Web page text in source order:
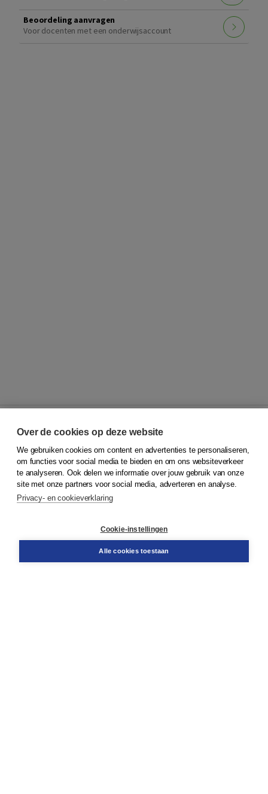
Beoordeling aanvragen
Voor docenten met een onderwijsaccount
© 2026Koninklijke Boom uitgevers
Klantenservice
Service & informatie
Contact
Over de cookies op deze website
We gebruiken cookies om content en advertenties te personaliseren,
om functies voor social media te bieden en om ons websiteverkeer
te analyseren. Ook delen we informatie over jouw gebruik van onze
site met onze partners voor social media, adverteren en analyse.
Privacy- en cookieverklaring
Cookie-instellingen
Alle cookies toestaan